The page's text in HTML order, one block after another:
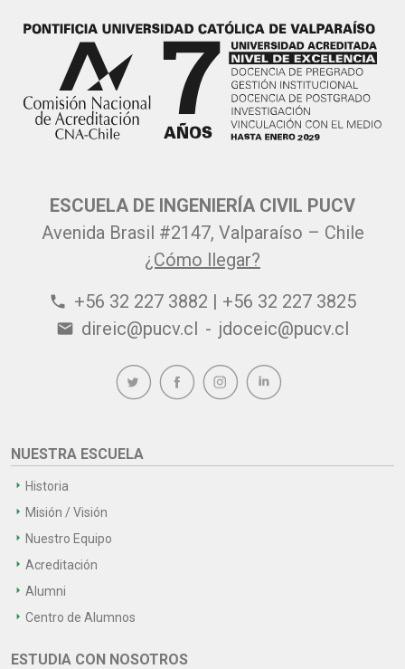
ESCUELA DE INGENIERÍA CIVIL PUCV
Avenida Brasil #2147, Valparaíso – Chile
¿Cómo llegar?
phone +56 32 227 3882 | +56 32 227 3825
email direic@pucv.cl - jdoceic@pucv.cl
NUESTRA ESCUELA
Historia
Misión / Visión
Nuestro Equipo
Acreditación
Alumni
Centro de Alumnos
ESTUDIA CON NOSOTROS